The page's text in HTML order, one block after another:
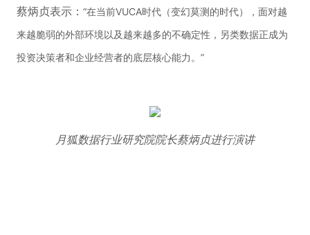
蔡炳贞表示： “在当前VUCA时代（变幻莫测的时代），面对越
来越脆弱的外部环境以及越来越多的不确定性，另类数据正成为
投资决策者和企业经营者的底层核心能力。”
月狐数据行业研究院院长蔡炳贞进行演讲